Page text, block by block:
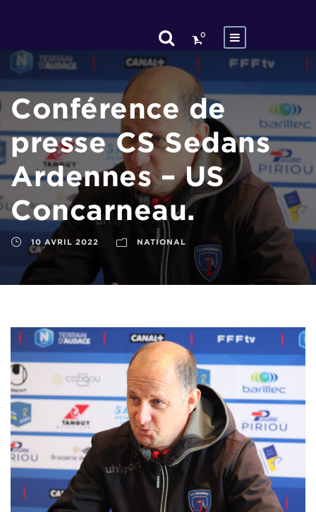
0
Conférence de
presse CS Sedans
Ardennes – US
Concarneau.
10 AVRIL 2022 NATIONAL